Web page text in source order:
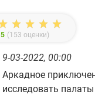
5 (153 оценки)
9-03-2022, 00:00
Аркадное
исследовать